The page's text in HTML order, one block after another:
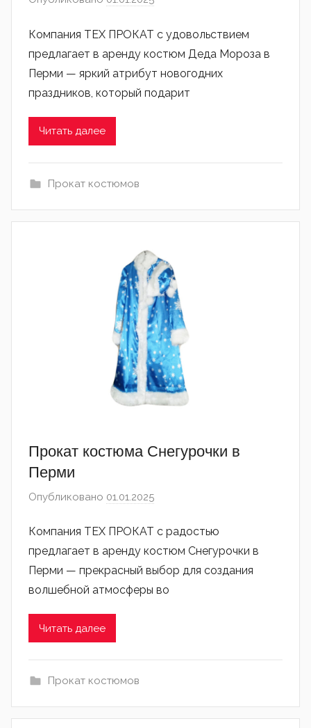
Компания ТЕХ ПРОКАТ с удовольствием
предлагает в аренду костюм Деда Мороза в
Перми — яркий атрибут новогодних
праздников, который подарит
Читать далее
Прокат костюмов
Прокат костюма Снегурочки в
Перми
Опубликовано 01.01.2025
Компания ТЕХ ПРОКАТ с радостью
предлагает в аренду костюм Снегурочки в
Перми — прекрасный выбор для создания
волшебной атмосферы во
Читать далее
Прокат костюмов